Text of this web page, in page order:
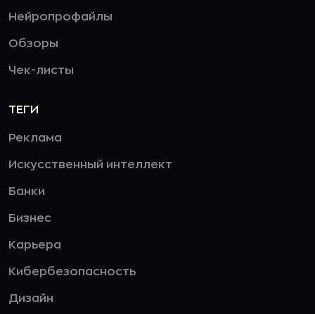
Нейропрофайлы
Обзоры
Чек-листы
ТЕГИ
Реклама
Искусственный интеллект
Банки
Бизнес
Карьера
Кибербезопасность
Дизайн